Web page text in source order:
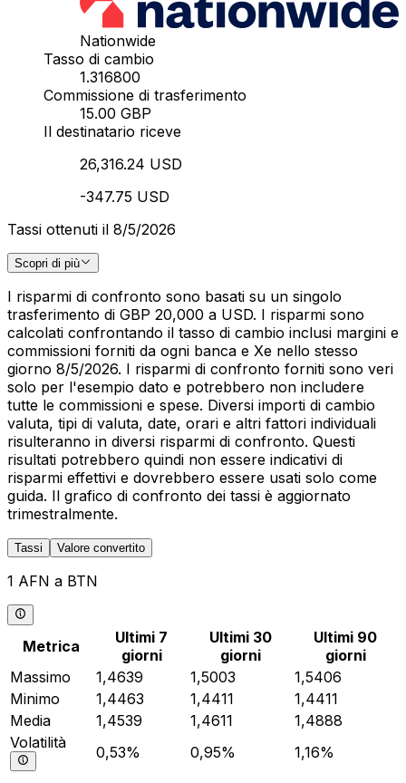
Nationwide
Tasso di cambio
1.316800
Commissione di trasferimento
15.00 GBP
Il destinatario riceve
26,316.24 USD
-347.75 USD
Tassi ottenuti il 8/5/2026
Scopri di più
I risparmi di confronto sono basati su un singolo
trasferimento di GBP 20,000 a USD. I risparmi sono
calcolati confrontando il tasso di cambio inclusi margini e
commissioni forniti da ogni banca e Xe nello stesso
giorno 8/5/2026. I risparmi di confronto forniti sono veri
solo per l'esempio dato e potrebbero non includere
tutte le commissioni e spese. Diversi importi di cambio
valuta, tipi di valuta, date, orari e altri fattori individuali
risulteranno in diversi risparmi di confronto. Questi
risultati potrebbero quindi non essere indicativi di
risparmi effettivi e dovrebbero essere usati solo come
guida. Il grafico di confronto dei tassi è aggiornato
trimestralmente.
Tassi Valore convertito
1 AFN a BTN
Metrica
Ultimi 7
giorni
Ultimi 30
giorni
Ultimi 90
giorni
Massimo
1,4639 1,5003
1,5406
Minimo
1,4463 1,4411
1,4411
Media
1,4539 1,4611
1,4888
Volatilità
0,53% 0,95% 1,16%